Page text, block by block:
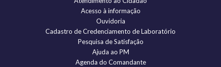
Acesso à informação
Ouvidoria
Cadastro de Credenciamento de Laboratório
Pesquisa de Satisfação
Ajuda ao PM
Agenda do Comandante